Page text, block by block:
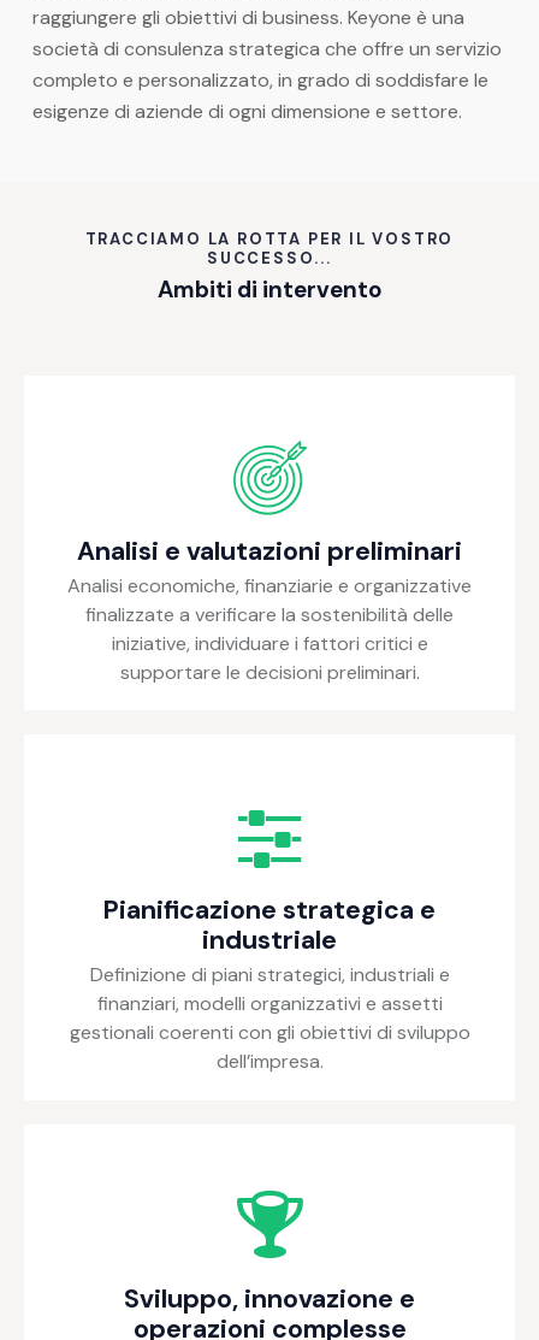
raggiungere gli obiettivi di business. Keyone è una
società di consulenza strategica che offre un servizio
completo e personalizzato, in grado di soddisfare le
esigenze di aziende di ogni dimensione e settore.
TRACCIAMO LA ROTTA PER IL VOSTRO
SUCCESSO...
Ambiti di intervento
Analisi e valutazioni preliminari
Analisi economiche, finanziarie e organizzative
finalizzate a verificare la sostenibilità delle
iniziative, individuare i fattori critici e
supportare le decisioni preliminari.
Pianificazione strategica e
industriale
Definizione di piani strategici, industriali e
finanziari, modelli organizzativi e assetti
gestionali coerenti con gli obiettivi di sviluppo
dell’impresa.
Sviluppo, innovazione e
operazioni complesse